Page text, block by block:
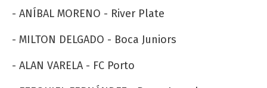
- ANÍBAL MORENO - River Plate
- MILTON DELGADO - Boca Juniors
- ALAN VARELA - FC Porto